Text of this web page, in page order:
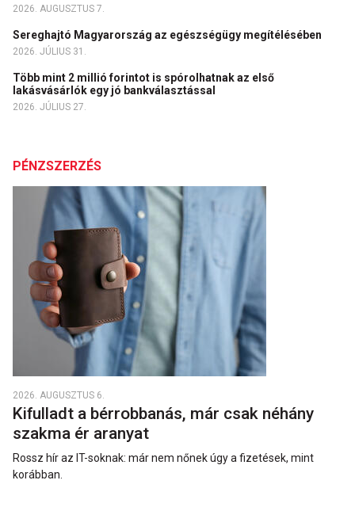
2026. AUGUSZTUS 7.
Sereghajtó Magyarország az egészségügy megítélésében
2026. JÚLIUS 31.
Több mint 2 millió forintot is spórolhatnak az első
lakásvásárlók egy jó bankválasztással
2026. JÚLIUS 27.
PÉNZSZERZÉS
2026. AUGUSZTUS 6.
Kifulladt a bérrobbanás, már csak néhány
szakma ér aranyat
Rossz hír az IT-soknak: már nem nőnek úgy a fizetések, mint
korábban.